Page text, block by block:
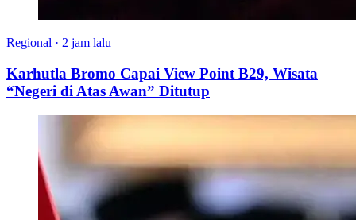
Regional · 2 jam lalu
Karhutla Bromo Capai View Point B29, Wisata
“Negeri di Atas Awan” Ditutup